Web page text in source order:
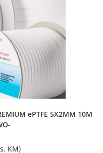
ePTFE 5X2MM 10M
KM)